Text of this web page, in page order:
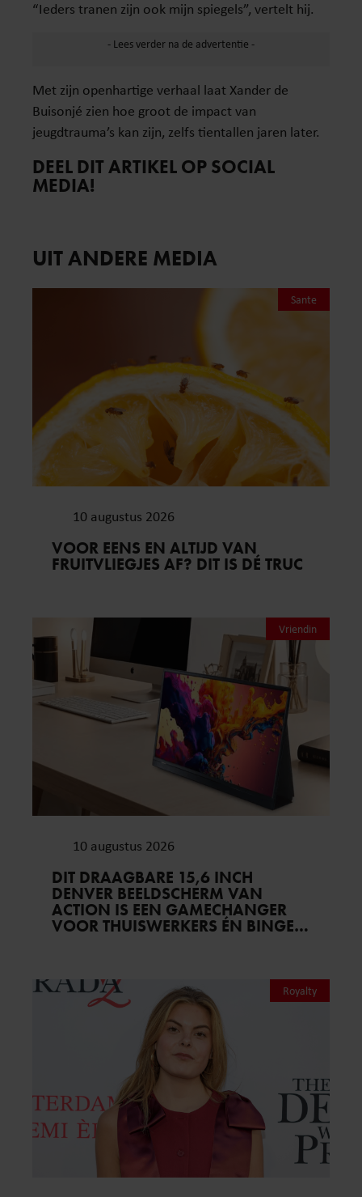
“Ieders tranen zijn ook mijn spiegels”, vertelt hij.
Met zijn openhartige verhaal laat Xander de
Buisonjé zien hoe groot de impact van
jeugdtrauma’s kan zijn, zelfs tientallen jaren later.
DEEL DIT ARTIKEL OP SOCIAL
MEDIA!
UIT ANDERE MEDIA
Sante
10 augustus 2026
VOOR EENS EN ALTIJD VAN
FRUITVLIEGJES AF? DIT IS DÉ TRUC
Vriendin
10 augustus 2026
DIT DRAAGBARE 15,6 INCH
DENVER BEELDSCHERM VAN
ACTION IS EEN GAMECHANGER
VOOR THUISWERKERS ÉN BINGE-
Royalty